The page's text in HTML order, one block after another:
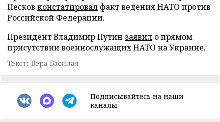
Песков констатировал факт ведения НАТО против
Российской Федерации.
Президент Владимир Путин заявил о прямом
присутствии военнослужащих НАТО на Украине.
Текст: Вера Басилая
Подписывайтесь на наши
каналы